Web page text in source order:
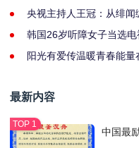
央视主持人王冠：从绯闻
韩国26岁听障女子当选
阳光有爱传温暖青春能量
最新内容
中国最